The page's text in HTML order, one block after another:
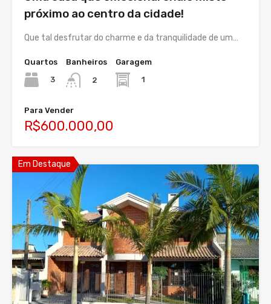
próximo ao centro da cidade!
Que tal desfrutar do charme e da tranquilidade de um…
Quartos
3
Banheiros
2
Garagem
1
Para Vender
R$600.000,00
Em Destaque